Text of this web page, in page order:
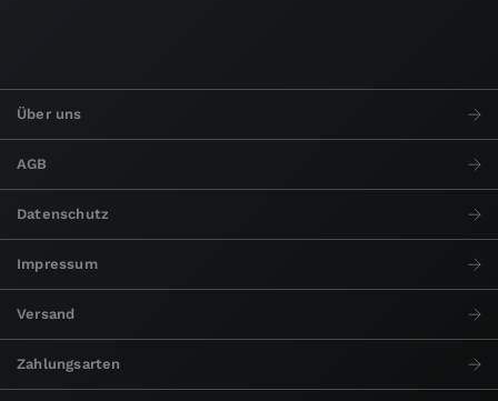
Über uns
AGB
Datenschutz
Impressum
Versand
Zahlungsarten